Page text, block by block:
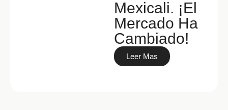
Mexicali. ¡El
Mercado Ha
Cambiado!
Leer Mas